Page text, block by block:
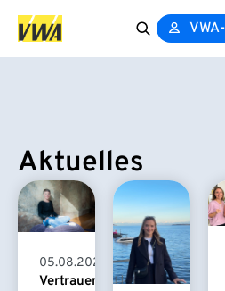
Aktuelles
05.08.2026
Vertrauensvolle